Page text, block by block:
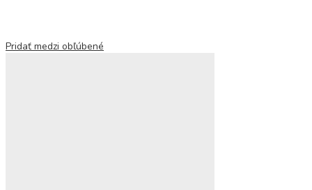
Pridať medzi obľúbené